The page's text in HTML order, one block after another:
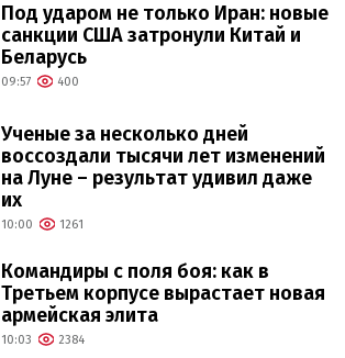
Под ударом не только Иран: новые
санкции США затронули Китай и
Беларусь
09:57 400
Ученые за несколько дней
воссоздали тысячи лет изменений
на Луне – результат удивил даже
их
10:00 1261
Командиры с поля боя: как в
Третьем корпусе вырастает новая
армейская элита
10:03 2384